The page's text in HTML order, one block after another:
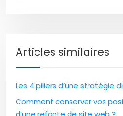
Articles similaires
Les 4 piliers d’une stratégie
Comment conserver vos
d’une refonte de site web ?